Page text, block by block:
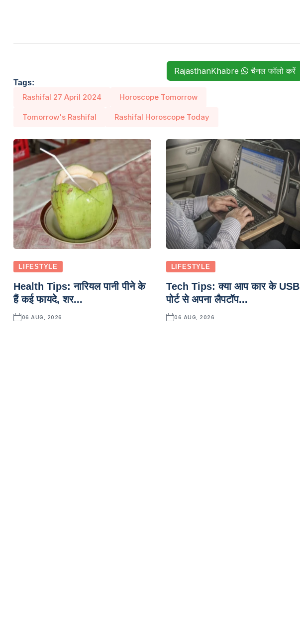
RajasthanKhabre चैनल फॉलो करें
Tags:
Rashifal 27 April 2024 Horoscope Tomorrow
Tomorrow's Rashifal Rashifal Horoscope Today
LIFESTYLE
Health Tips: नारियल पानी पीने के
हैं कई फायदे, शर...
06 AUG, 2026
LIFESTYLE
Tech Tips: क्या आप कार के USB
पोर्ट से अपना लैपटॉप...
06 AUG, 2026